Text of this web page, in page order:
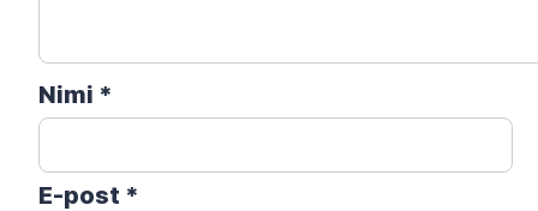
Nimi *
E-post *